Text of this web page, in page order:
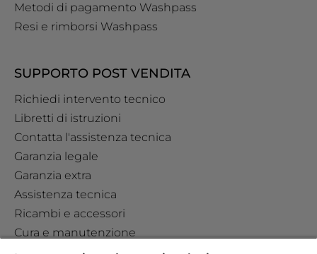
Metodi di pagamento Washpass
Resi e rimborsi Washpass
SUPPORTO POST VENDITA
Richiedi intervento tecnico
Libretti di istruzioni
Contatta l'assistenza tecnica
Garanzia legale
Garanzia extra
Assistenza tecnica
Ricambi e accessori
Cura e manutenzione